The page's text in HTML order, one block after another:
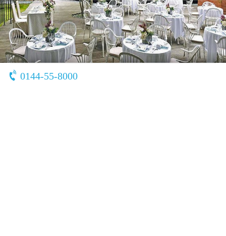
景色や自然が美しい
〒059-1365
北海道 苫小牧市字植苗430番地
0144-55-8000